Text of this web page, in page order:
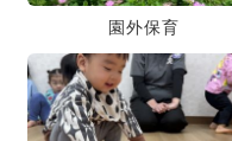
園外保育